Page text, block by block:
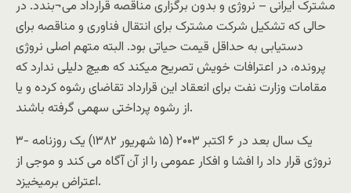
مشترک ایرانی – نروژی و بدون برگزاری مناقصه قرارداد می¬بندد. در
حالی که تشکیل شرکت مشترک برای انتقال فناوری و مناقصه برای
دستیابی به حداقل قیمت حیاتی بود. البته متهم اصلی نروژی
پرونده، در اعترافات خویش تصریح میکند که هیچ دلیلی ندارد که
مقامات وزارت نفت برای انعقاد این قرارداد تقاضای رشوه کرده و یا
از رشوه پرداختی سهمی گرفته باشند.
۳- یک سال بعد در ۶ اکتبر ۲۰۰۳ (۱۵ شهریور ۱۳۸۲) یک روزنامه
نروژی قرار داد را افشا و افکار عمومی را از آن آگاه می کند و موجی از
اعتراض برمیخیزد.